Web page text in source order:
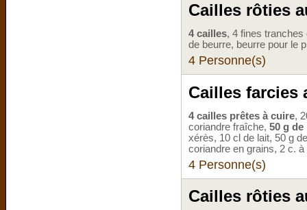
Cailles rôties
4 cailles, 4 fines
de beurre, beurre pour le
4 Personne(s)
Cailles farcies
4 cailles prêtes à cuire,
coriandre fraîche, 50 g
xérès, 10 cl de lait, 50 g
coriandre en grains, 2 c.
4 Personne(s)
Cailles rôties